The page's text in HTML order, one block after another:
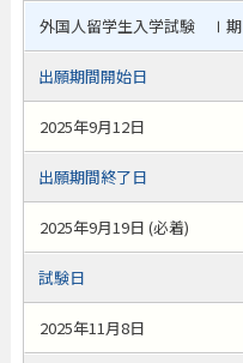
外国人留学生入学試験 Ⅰ期
出願期間開始日
2025年9月12日
出願期間終了日
2025年9月19日 (必着)
試験日
2025年11月8日